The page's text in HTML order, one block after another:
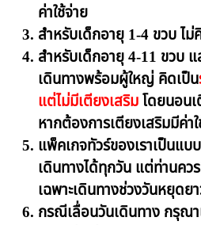
ค่าใช้จ่าย
สำหรับเด็กอายุ 1-4 ขวบ ไม่
สำหรับเด็กอายุ 4-11 ขวบ แ
เดินทางพร้อมผู้ใหญ่ คิดเป็น
แต่ไม่มีเตียงเสริม โดยนอน
หากต้องการเตียงเสริมมีค่า
แพ็คเกจทัวร์ของเราเป็นแ
เดินทางได้ทุกวัน แต่ท่านคว
เฉพาะเดินทางช่วงวันหยุดย
กรณีเลื่อนวันเดินทาง กรุณ